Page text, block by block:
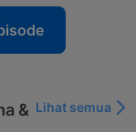
& Lihat semua